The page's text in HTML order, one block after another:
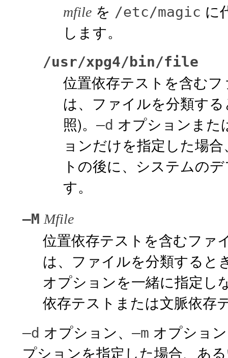
mfile を /etc/magic に
します。
/usr/xpg4/bin/file
位置依存テストを含む
は、ファイルを分類す
照)。 –d オプションま
ョンだけを指定した場合
トの後に、システムの
す。
–M Mfile
位置依存テストを含むファ
は、ファイルを分類すると
オプションを一緒に指定し
依存テストまたは文脈依存
–d オプション、 –m オプショ
プションを指定した場合、あ